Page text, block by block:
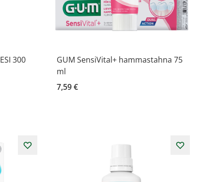
300
GUM SensiVital+ hammastahna 75
ml
7,59 €